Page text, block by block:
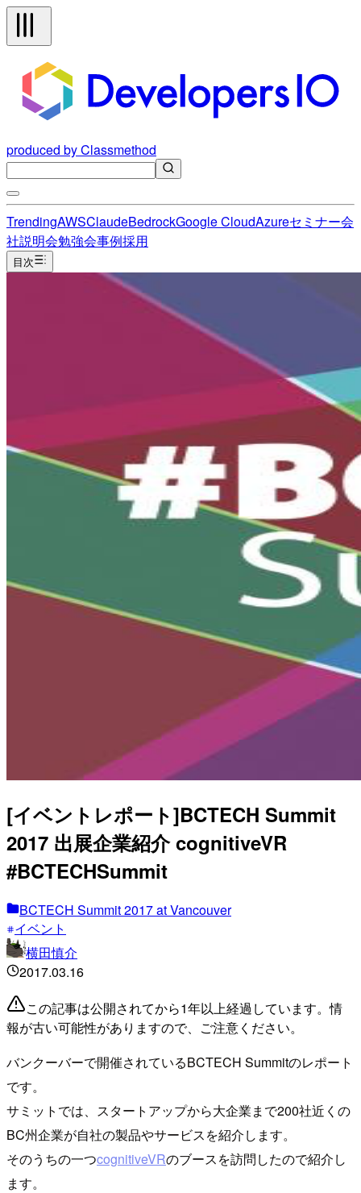
produced by Classmethod
TrendingAWSClaudeBedrockGoogle CloudAzureセミナー会
社説明会勉強会事例採用
目次
[イベントレポート]BCTECH Summit
2017 出展企業紹介 cognitiveVR
#BCTECHSummit
BCTECH Summit 2017 at Vancouver
イベント
横田慎介
2017.03.16
この記事は公開されてから1年以上経過しています。情
報が古い可能性がありますので、ご注意ください。
バンクーバーで開催されているBCTECH Summitのレポート
です。
サミットでは、スタートアップから大企業まで200社近くの
BC州企業が自社の製品やサービスを紹介します。
そのうちの一つcognitiveVRのブースを訪問したので紹介し
ます。